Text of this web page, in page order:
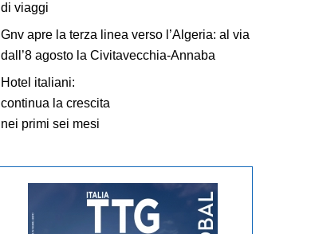
di viaggi
Gnv apre la terza linea verso l’Algeria: al via
dall’8 agosto la Civitavecchia-Annaba
Hotel italiani:
continua la crescita
nei primi sei mesi